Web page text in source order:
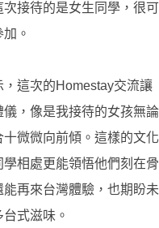
接待的是女生同學，很可
。
這次的Homestay交流讓
，像是我接待的女孩無論
微微向前傾。這樣的文化
相處更能領悟他們刻在骨
再來台灣體驗，也期盼未
式滋味。